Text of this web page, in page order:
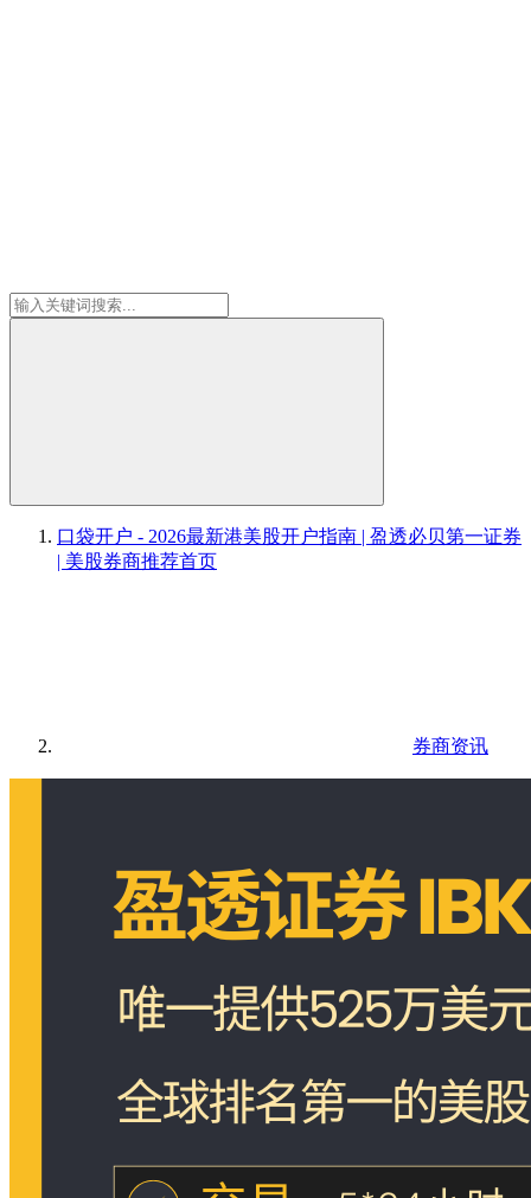
口袋开户 - 2026最新港美股开户指南 | 盈透必贝第一证券
| 美股券商推荐首页
券商资讯